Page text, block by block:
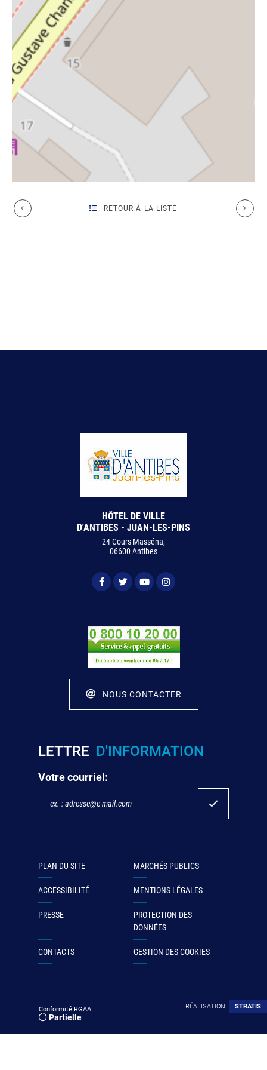
RETOUR À LA LISTE
HÔTEL DE VILLE
D'ANTIBES - JUAN-LES-PINS
24 Cours Masséna,
06600 Antibes
NOUS CONTACTER
LETTRE D'INFORMATION
Votre courriel:
PLAN DU SITE MARCHÉS PUBLICS
ACCESSIBILITÉ MENTIONS LÉGALES
PRESSE
PROTECTION DES
DONNÉES
CONTACTS GESTION DES COOKIES
Conformité RGAA
Partielle
RÉALISATION STRATIS